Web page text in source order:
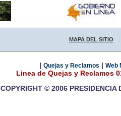
MAPA DEL SITIO
| Quejas y Reclamos | Web
Linea de Quejas y Reclamos
COPYRIGHT © 2006 PRESIDENCIA